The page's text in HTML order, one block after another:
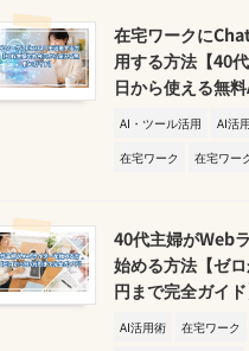
在宅ワークに
用する方法【40
日から使える無料
AI・ツール活用
AI活
在宅ワーク
在宅ワー
40代主婦がWeb
始める方法【ゼ
円まで完全ガイド
AI活用術
在宅ワーク